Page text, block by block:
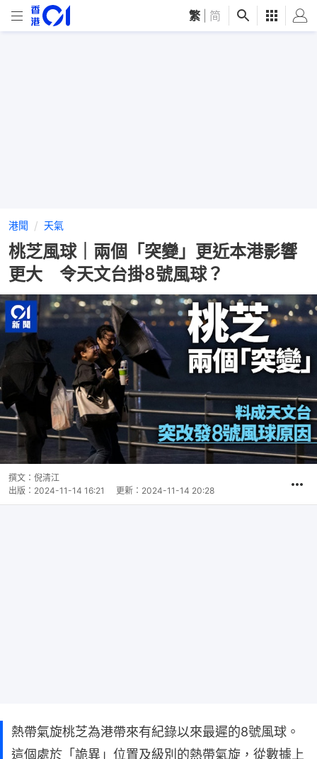
繁 简
港聞 天氣
桃芝風球｜兩個「突變」更近本港影響
更大 令天文台掛8號風球？
撰文： 倪清江
出版： 2024-11-14 16:21 更新： 2024-11-14 20:28
熱帶氣旋桃芝為港帶來有紀錄以來最遲的8號風球。
這個處於「詭異」位置及級別的熱帶氣旋，從數據上